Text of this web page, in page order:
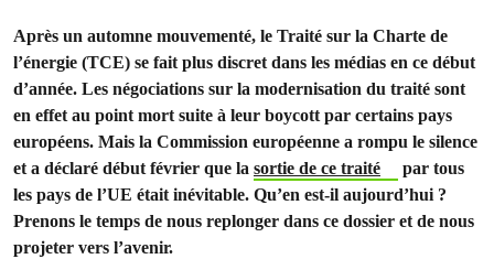
Après un automne mouvementé, le Traité sur la Charte de
l’énergie (TCE) se fait plus discret dans les médias en ce début
d’année. Les négociations sur la modernisation du traité sont
en effet au point mort suite à leur boycott par certains pays
européens. Mais la Commission européenne a rompu le silence
et a déclaré début février que la sortie de ce traité
par tous
les pays de l’UE était inévitable. Qu’en est-il aujourd’hui ?
Prenons le temps de nous replonger dans ce dossier et de nous
projeter vers l’avenir.